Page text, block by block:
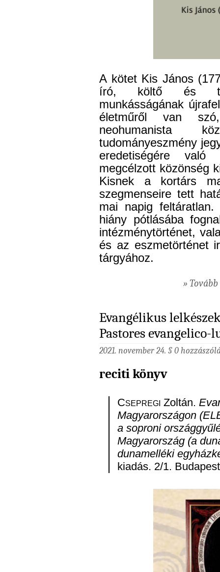
A kötet Kis János
író, költő és
munkásságának
életműről van
neohumanista
tudományeszmény
eredetiségére
megcélzott közönség
Kisnek a kortárs
szegmenseire tett
mai napig
hiány pótlásába
intézménytörténet,
és az eszmetörténet
tárgyához.
»
Evangélikus
Pastores
2021. november 24. § 0
reciti könyv
Csepregi Zoltán.
Magyarországon
a soproni
Magyarország (a
dunamelléki
kiadás. 2/1.